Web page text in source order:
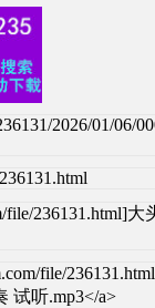
2026/01/06/
file/236131.html]
file/
试听.mp3</a>